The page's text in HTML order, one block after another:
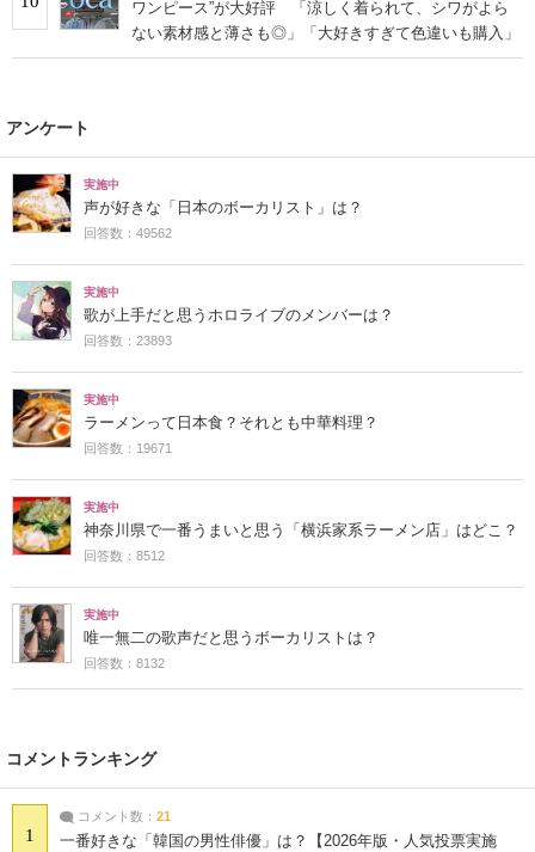
ワンピース”が大好評 「涼しく着られて、シワがよら
ない素材感と薄さも◎」「大好きすぎて色違いも購入」
アンケート
実施中
声が好きな「日本のボーカリスト」は？
回答数：49562
実施中
歌が上手だと思うホロライブのメンバーは？
回答数：23893
実施中
ラーメンって日本食？それとも中華料理？
回答数：19671
実施中
神奈川県で一番うまいと思う「横浜家系ラーメン店」はどこ？
回答数：8512
実施中
唯一無二の歌声だと思うボーカリストは？
回答数：8132
コメントランキング
1
コメント数： 21
一番好きな「韓国の男性俳優」は？【2026年版・人気投票実施